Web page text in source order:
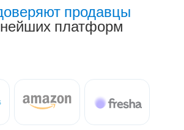
продавцы